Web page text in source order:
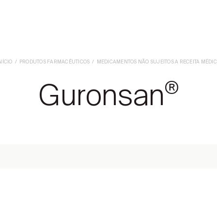
PRODUTOS FARMACÊUTICOS MEDICAMENTOS NÃO SUJEITOS A RECEITA
Guronsan®